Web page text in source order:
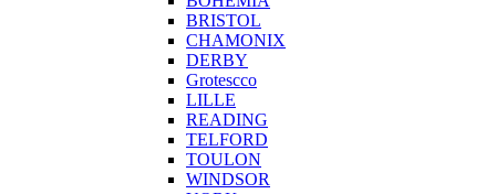
BRISTOL
CHAMONIX
DERBY
Grotescco
LILLE
READING
TELFORD
TOULON
WINDSOR